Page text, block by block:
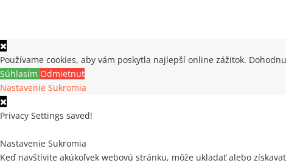
Používame cookies, aby vám poskytla najlepší online zážitok.
Súhlasím Odmietnuť
Nastavenie Sukromia
Privacy Settings saved!
Nastavenie Sukromia
Keď navštívite akúkoľvek webovú stránku, môže ukladať alebo